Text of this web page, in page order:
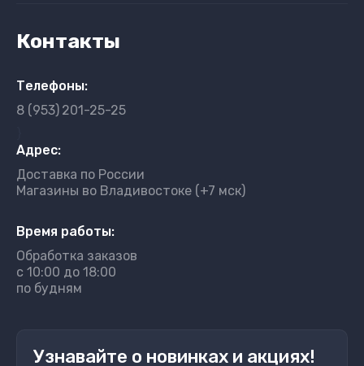
Контакты
Телефоны:
8 (953) 201-25-25
Адрес:
Доставка по России
Магазины во Владивостоке (+7 мск)
Время работы:
Обработка заказов
с 10:00 до 18:00
по будням
Узнавайте о новинках и акциях!